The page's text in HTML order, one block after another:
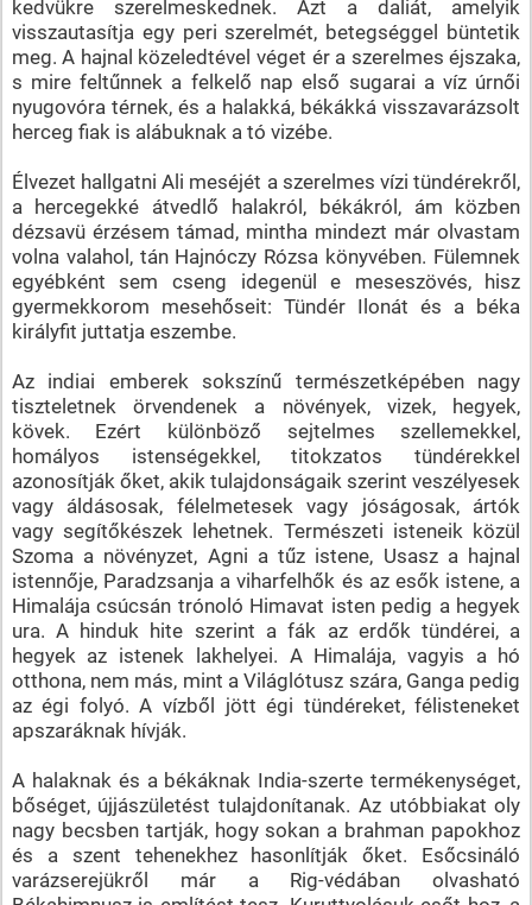
kedvükre szerelmeskednek. Azt a daliát, amelyik
visszautasítja egy peri szerelmét, betegséggel büntetik
meg. A hajnal közeledtével véget ér a szerelmes éjszaka,
s mire feltűnnek a felkelő nap első sugarai a víz úrnői
nyugovóra térnek, és a halakká, békákká visszavarázsolt
herceg fiak is alábuknak a tó vizébe.
Élvezet hallgatni Ali meséjét a szerelmes vízi tündérekről,
a hercegekké átvedlő halakról, békákról, ám közben
dézsavü érzésem támad, mintha mindezt már olvastam
volna valahol, tán Hajnóczy Rózsa könyvében. Fülemnek
egyébként sem cseng idegenül e meseszövés, hisz
gyermekkorom mesehőseit: Tündér Ilonát és a béka
királyfit juttatja eszembe.
Az indiai emberek sokszínű természetképében nagy
tiszteletnek örvendenek a növények, vizek, hegyek,
kövek. Ezért különböző sejtelmes szellemekkel,
homályos istenségekkel, titokzatos tündérekkel
azonosítják őket, akik tulajdonságaik szerint veszélyesek
vagy áldásosak, félelmetesek vagy jóságosak, ártók
vagy segítőkészek lehetnek. Természeti isteneik közül
Szoma a növényzet, Agni a tűz istene, Usasz a hajnal
istennője, Paradzsanja a viharfelhők és az esők istene, a
Himalája csúcsán trónoló Himavat isten pedig a hegyek
ura. A hinduk hite szerint a fák az erdők tündérei, a
hegyek az istenek lakhelyei. A Himalája, vagyis a hó
otthona, nem más, mint a Világlótusz szára, Ganga pedig
az égi folyó. A vízből jött égi tündéreket, félisteneket
apszaráknak hívják.
A halaknak és a békáknak India-szerte termékenységet,
bőséget, újjászületést tulajdonítanak. Az utóbbiakat oly
nagy becsben tartják, hogy sokan a brahman papokhoz
és a szent tehenekhez hasonlítják őket. Esőcsináló
varázserejükről már a Rig-védában olvasható